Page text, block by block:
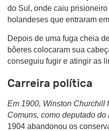
do Sul, onde caiu
holandeses que entraram
Depois de uma fuga cheia
bôeres colocaram sua
conseguiu fugir e atingir as
Carreira política
Em 1900, Winston Churchill
Comuns, como deputado do
1904 abandonou os